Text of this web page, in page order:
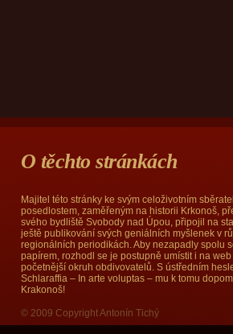
O těchto stránkách
Majitel této stránky ke svým celoživotním
posedlostem, zaměřeným na historii Krkonoš,
svého bydliště Svobody nad Úpou, připojil na
ještě publikování svých geniálních myšlenek v
regionálních periodikách. Aby nezapadly spolu
papírem, rozhodl se je postupně umístit i na web
početnější okruh obdivovatelů. S ústředním
Schlaraffia – In arte voluptas – mu k tomu
Krakonoš!
© 2009 Copyright Antonín Tichý